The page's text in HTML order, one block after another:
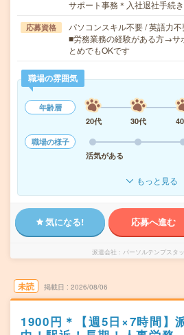
サポート事務＊入社退社手続
応募資格
パソコンスキル不要 / 英語力不
■労務業務の経験がある方→サ
とめでもOKです
職場の雰囲気
年齢層
20代
30代
職場の様子
活気がある
もっと見る
気になる! 応募へ進む
派遣会社 パーソルテンプスタ
未読 掲載日 2026/08/06
1900円＊【週5日×7時間】